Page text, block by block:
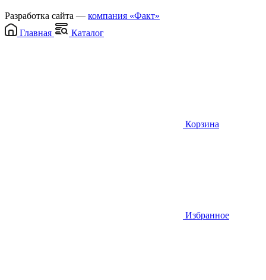
Разработка сайта — компания «Факт»
Главная
Каталог
Корзина
Избранное